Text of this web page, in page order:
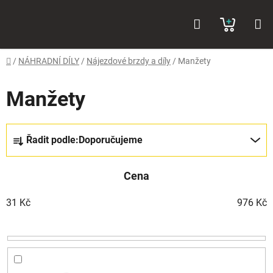
KOŠÍK
Domů
/ NÁHRADNÍ DÍLY / Nájezdové brzdy a díly / Manžety
Manžety
n
í
r
Řadit podle: Doporučujeme
Cena
31 Kč 976 Kč